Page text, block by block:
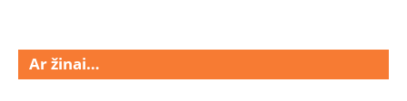
Ar žinai…